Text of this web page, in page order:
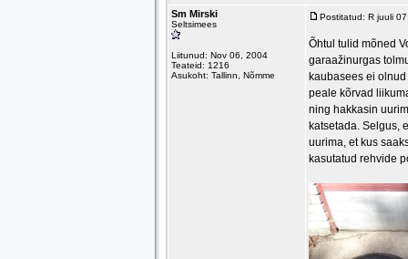
Sm Mirski
Seltsimees
Liitunud: Nov 06, 2004
Teateid: 1216
Asukoht: Tallinn, Nõmme
Postitatud: R juuli
Õhtul tulid mõned
garaažinurgas
kaubasees ei
peale kõrvad
ning hakkasin
katsetada. Selgus,
uurima, et kus
kasutatud rehvide